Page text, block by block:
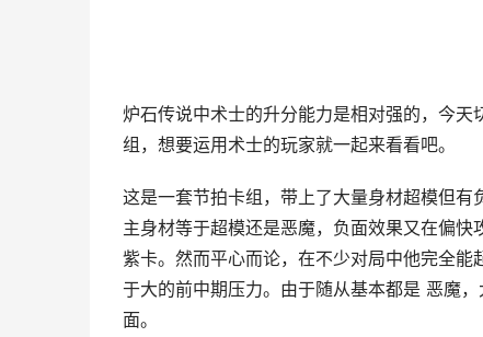
炉石传说中术士的升分能力是相对强的，今
组，想要运用术士的玩家就一起来看看吧。
这是一套节拍卡组，带上了大量身材超模但
主身材等于超模还是恶魔，负面效果又在偏
紫卡。然而平心而论，在不少对局中他完全
于大的前中期压力。由于随从基本都是 恶魔
面。